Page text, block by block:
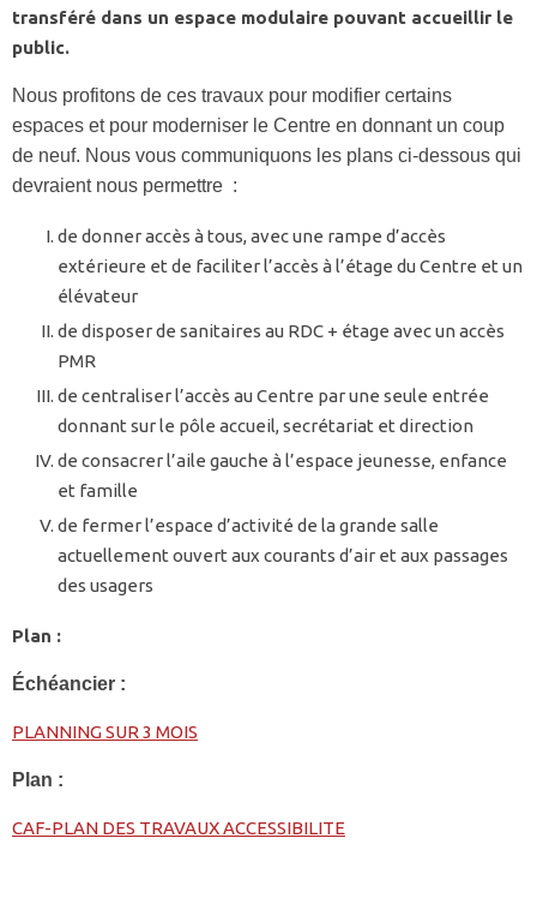
transféré dans un espace modulaire pouvant accueillir le
public.
Nous profitons de ces travaux pour modifier certains
espaces et pour moderniser le Centre en donnant un coup
de neuf. Nous vous communiquons les plans ci-dessous qui
devraient nous permettre :
de donner accès à tous, avec une rampe d’accès
extérieure et de faciliter l’accès à l’étage du Centre et un
élévateur
de disposer de sanitaires au RDC + étage avec un accès
PMR
de centraliser l’accès au Centre par une seule entrée
donnant sur le pôle accueil, secrétariat et direction
de consacrer l’aile gauche à l’espace jeunesse, enfance
et famille
de fermer l’espace d’activité de la grande salle
actuellement ouvert aux courants d’air et aux passages
des usagers
Plan :
Échéancier :
PLANNING SUR 3 MOIS
Plan :
CAF-PLAN DES TRAVAUX ACCESSIBILITE